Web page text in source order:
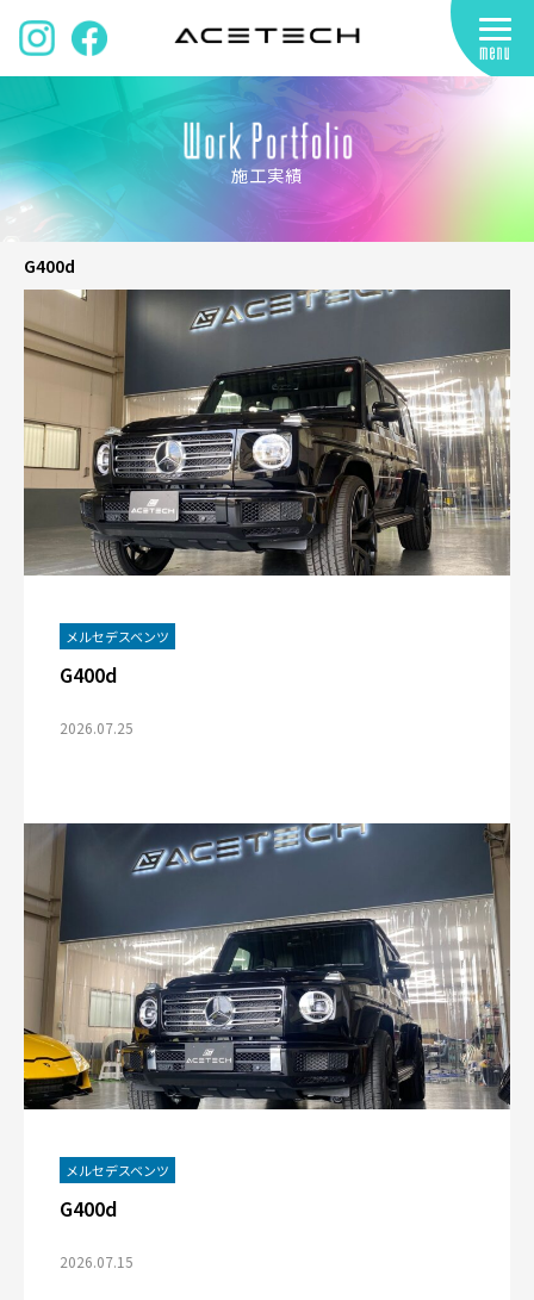
施工実績
G400d
メルセデスベンツ
G400d
2026.07.25
メルセデスベンツ
G400d
2026.07.15